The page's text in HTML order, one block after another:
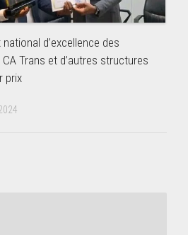
d’excellence des
Trans et d’autres structures
prix